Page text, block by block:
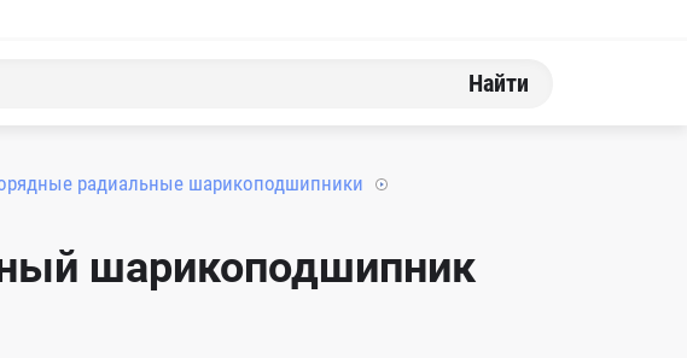
Найти
радиальные шарикоподшипники
шарикоподшипник